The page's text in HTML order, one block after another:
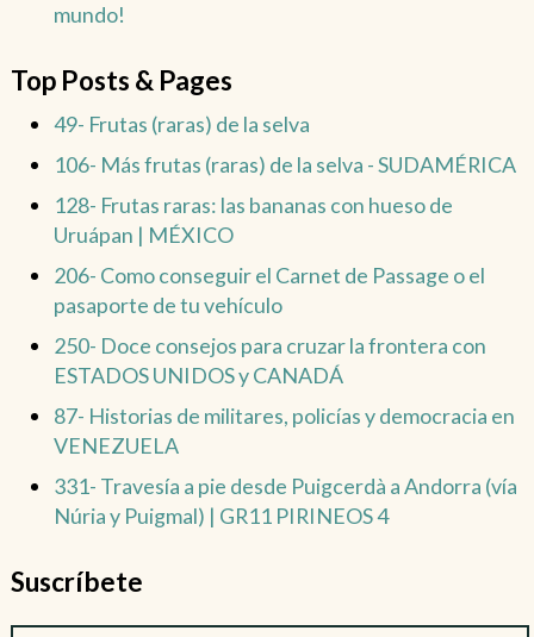
mundo!
Top Posts & Pages
49- Frutas (raras) de la selva
106- Más frutas (raras) de la selva - SUDAMÉRICA
128- Frutas raras: las bananas con hueso de
Uruápan | MÉXICO
206- Como conseguir el Carnet de Passage o el
pasaporte de tu vehículo
250- Doce consejos para cruzar la frontera con
ESTADOS UNIDOS y CANADÁ
87- Historias de militares, policías y democracia en
VENEZUELA
331- Travesía a pie desde Puigcerdà a Andorra (vía
Núria y Puigmal) | GR11 PIRINEOS 4
Suscríbete